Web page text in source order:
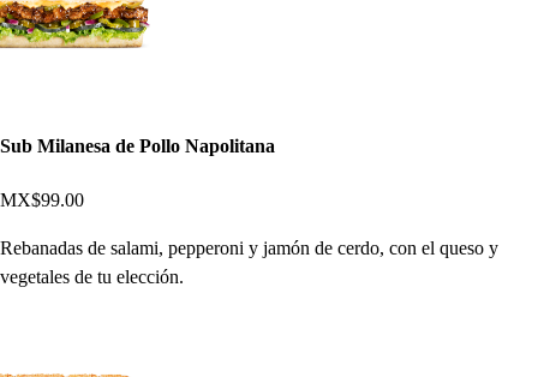
Sub Milanesa de Pollo Napolitana
MX$99.00
Rebanadas de salami, pepperoni y jamón de cerdo, con el queso y
vegetales de tu elección.